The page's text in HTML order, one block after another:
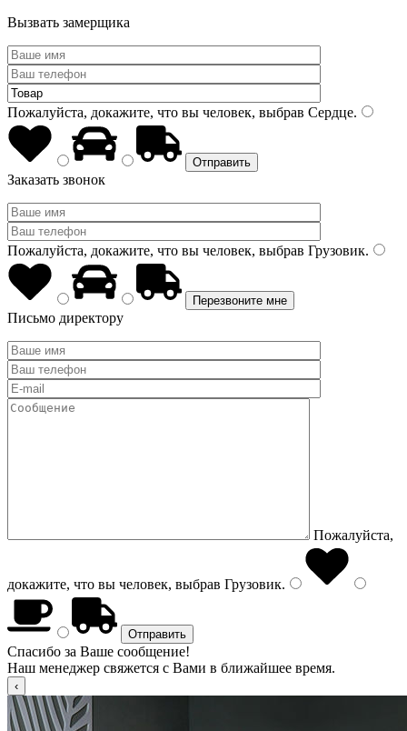
Вызвать замерщика
Пожалуйста, докажите, что вы человек, выбрав Сердце.
Заказать звонок
Пожалуйста, докажите, что вы человек, выбрав Грузовик.
Письмо директору
Пожалуйста,
докажите, что вы человек, выбрав Грузовик.
Спасибо за Ваше сообщение!
Наш менеджер свяжется с Вами в ближайшее время.